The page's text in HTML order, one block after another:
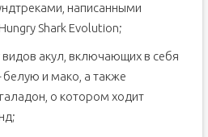
написанными
Shark Evolution;
видов акул, включающих в себя
и мако, а также
о котором ходит